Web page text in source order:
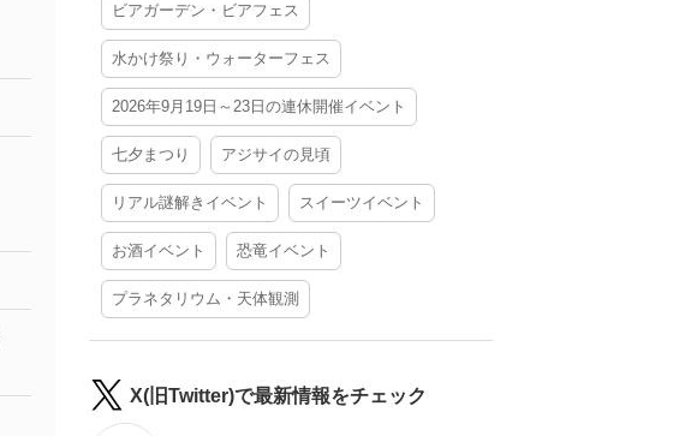
ビアガーデン・ビアフェス
水かけ祭り・ウォーターフェス
2026年9月19日～23日の連休開催イベント
七夕まつり アジサイの見頃
リアル謎解きイベント スイーツイベント
お酒イベント 恐竜イベント
プラネタリウム・天体観測
X(旧Twitter)で最新情報をチェック